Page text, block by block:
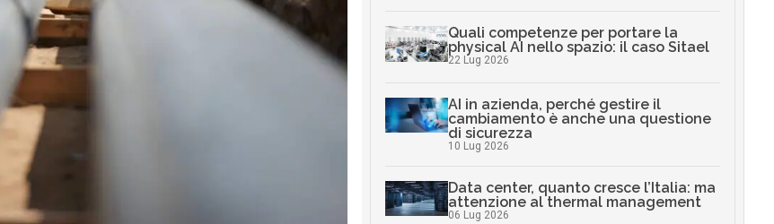
Quali competenze per portare la
physical AI nello spazio: il caso Sitael
22 Lug 2026
AI in azienda, perché gestire il
cambiamento è anche una questione
di sicurezza
10 Lug 2026
Data center, quanto cresce l’Italia: ma
attenzione al thermal management
06 Lug 2026